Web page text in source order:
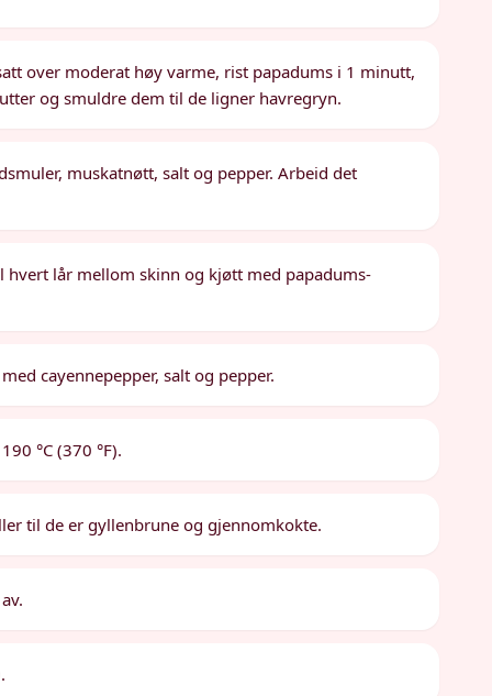
over moderat høy varme, rist papadums i 1 minutt,
og smuldre dem til de ligner havregryn.
muskatnøtt, salt og pepper. Arbeid det
hvert lår mellom skinn og kjøtt med papadums-
cayennepepper, salt og pepper.
°C (370 °F).
til de er gyllenbrune og gjennomkokte.